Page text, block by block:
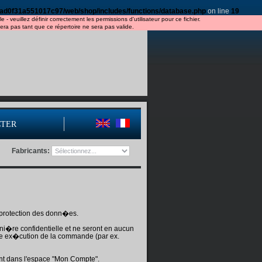
web/shop/includes/functions/database.php on line 19
veuillez définir correctement les permissions d'utilisateur pour ce fichier.
pas tant que ce répertoire ne sera pas valide.
Fabricants:
des donn�es.
confidentielle et ne seront en aucun
de la commande (par ex.
dans l'espace "Mon Compte".